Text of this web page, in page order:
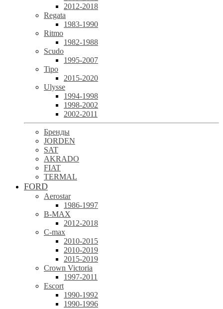
2012-2018
Regata
1983-1990
Ritmo
1982-1988
Scudo
1995-2007
Tipo
2015-2020
Ulysse
1994-1998
1998-2002
2002-2011
Бренды
JORDEN
SAT
AKRADO
FIAT
TERMAL
FORD
Aerostar
1986-1997
B-MAX
2012-2018
C-max
2010-2015
2010-2019
2015-2019
Crown Victoria
1997-2011
Escort
1990-1992
1990-1996